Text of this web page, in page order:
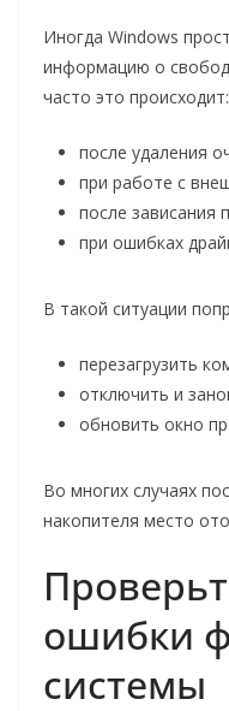
Иногда Windows
информацию о
часто это происходит:
после удаления
при работе с
после зависания
при ошибках
В такой ситуации
перезагрузить
отключить и
обновить окно
Во многих случаях
накопителя место
ошибки
системы